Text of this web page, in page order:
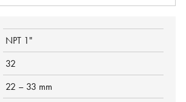
NPT 1"
32
22 – 33 mm